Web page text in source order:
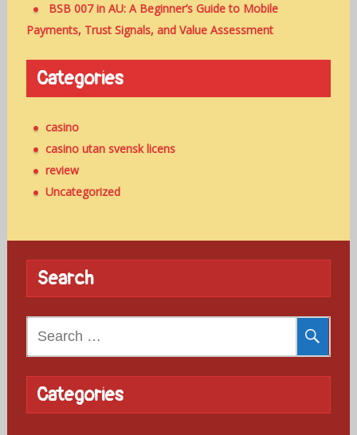
BSB 007 in AU: A Beginner’s Guide to Mobile
Payments, Trust Signals, and Value Assessment
Categories
casino
casino utan svensk licens
review
Uncategorized
Search
Categories